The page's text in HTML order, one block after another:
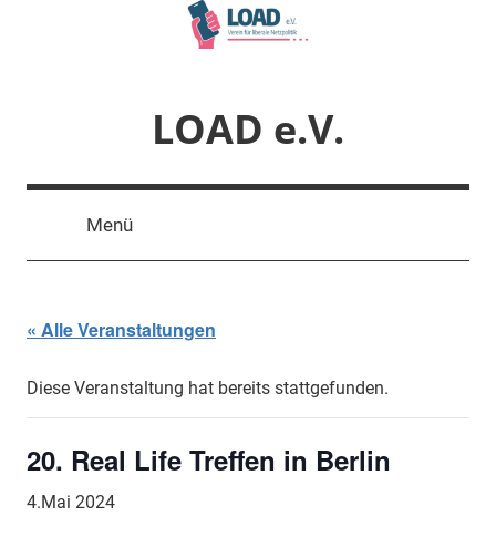
LOAD e.V.
Menü
« Alle Veranstaltungen
Diese Veranstaltung hat bereits stattgefunden.
20. Real Life Treffen in Berlin
4.Mai 2024